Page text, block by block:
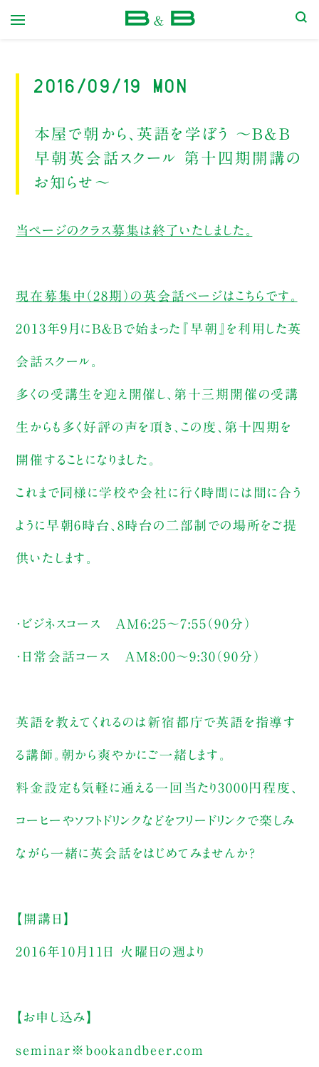
2016/09/19 Mon
本屋で朝から、英語を学ぼう ～B&B
早朝英会話スクール 第十四期開講の
お知らせ～
当ページのクラス募集は終了いたしました。
現在募集中（28期）の英会話ページはこちらです。
2013年9月にB＆Bで始まった『早朝』を利用した英
会話スクール。
多くの受講生を迎え開催し、第十三期開催の受講
生からも多く好評の声を頂き、この度、第十四期を
開催することになりました。
これまで同様に学校や会社に行く時間には間に合う
ように早朝6時台、8時台の二部制での場所をご提
供いたします。
・ビジネスコース AM6:25〜7:55（90分）
・日常会話コース AM8:00〜9:30（90分）
英語を教えてくれるのは新宿都庁で英語を指導す
る講師。朝から爽やかにご一緒します。
料金設定も気軽に通える一回当たり3000円程度、
コーヒーやソフトドリンクなどをフリードリンクで楽しみ
ながら一緒に英会話をはじめてみませんか？
【開講日】
2016年10月11日 火曜日の週より
【お申し込み】
seminar※bookandbeer.com